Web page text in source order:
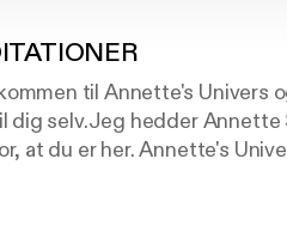
til Annette's Univers
selv.Jeg hedder Annette
at du er her. Annette's
lytter med. /ASHAlle